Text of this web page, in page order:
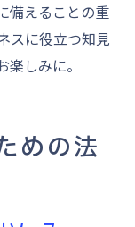
備えることの重
スに役立つ知見
しみに。
めの法